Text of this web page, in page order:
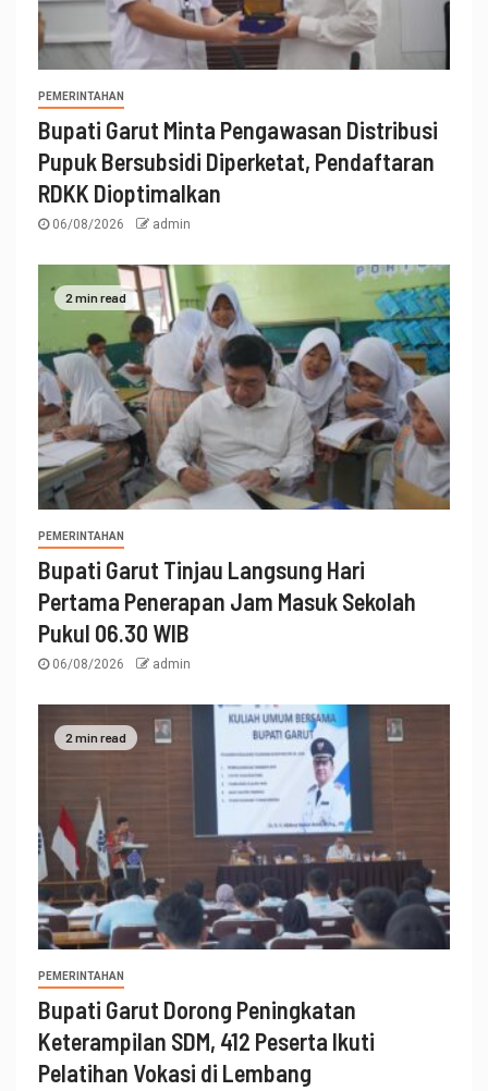
PEMERINTAHAN
Bupati Garut Minta Pengawasan Distribusi
Pupuk Bersubsidi Diperketat, Pendaftaran
RDKK Dioptimalkan
06/08/2026 admin
2 min read
PEMERINTAHAN
Bupati Garut Tinjau Langsung Hari
Pertama Penerapan Jam Masuk Sekolah
Pukul 06.30 WIB
06/08/2026 admin
2 min read
PEMERINTAHAN
Bupati Garut Dorong Peningkatan
Keterampilan SDM, 412 Peserta Ikuti
Pelatihan Vokasi di Lembang